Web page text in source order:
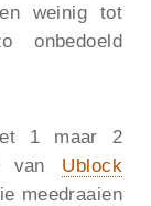
weinig tot
onbedoeld
1 maar 2
van Ublock
meedraaien